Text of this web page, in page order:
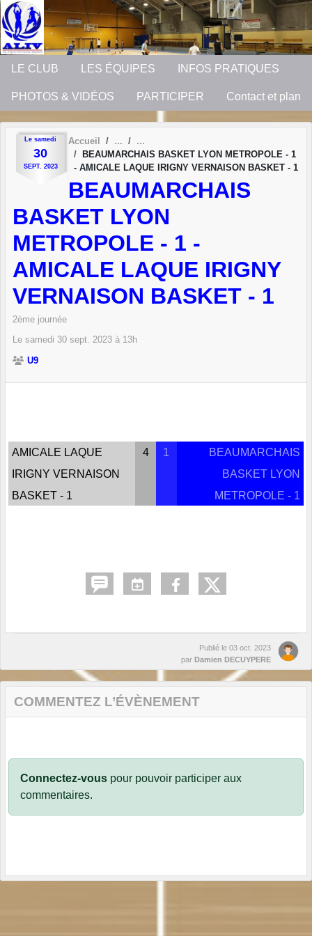
LE CLUB LES ÉQUIPES INFOS PRATIQUES
PHOTOS & VIDÉOS PARTICIPER Contact et plan
Le samedi
30
SEPT. 2023
Accueil
BEAUMARCHAIS BASKET LYON METROPOLE - 1
- AMICALE LAQUE IRIGNY VERNAISON BASKET - 1
BEAUMARCHAIS
BASKET LYON
METROPOLE - 1 -
AMICALE LAQUE IRIGNY
VERNAISON BASKET - 1
2ème journée
Le samedi 30 sept. 2023 à 13h
U9
AMICALE LAQUE
IRIGNY VERNAISON
BASKET - 1
4 1
BEAUMARCHAIS
BASKET LYON
METROPOLE - 1
Publié le 03 oct. 2023
par Damien DECUYPERE
COMMENTEZ L’ÉVÈNEMENT
Connectez-vous pour pouvoir participer aux
commentaires.
Panneau de gestion des cookies